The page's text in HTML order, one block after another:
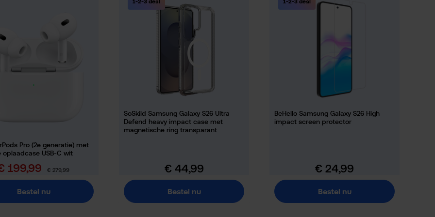
Pro (2e generatie) met
oplaadcase USB-C wit
199,99 Normale prijs:
€ 279,99
Bestel nu
1-2-3 deal
SoSkild Samsung Galaxy S26 Ultra
Defend heavy impact case met
magnetische ring transparant
Normale prijs:
€ 44,99
Bestel nu
1-2-3 deal
BeHello Samsung Galaxy S26 High
impact screen protector
Normale prijs:
€ 24,99
Bestel nu